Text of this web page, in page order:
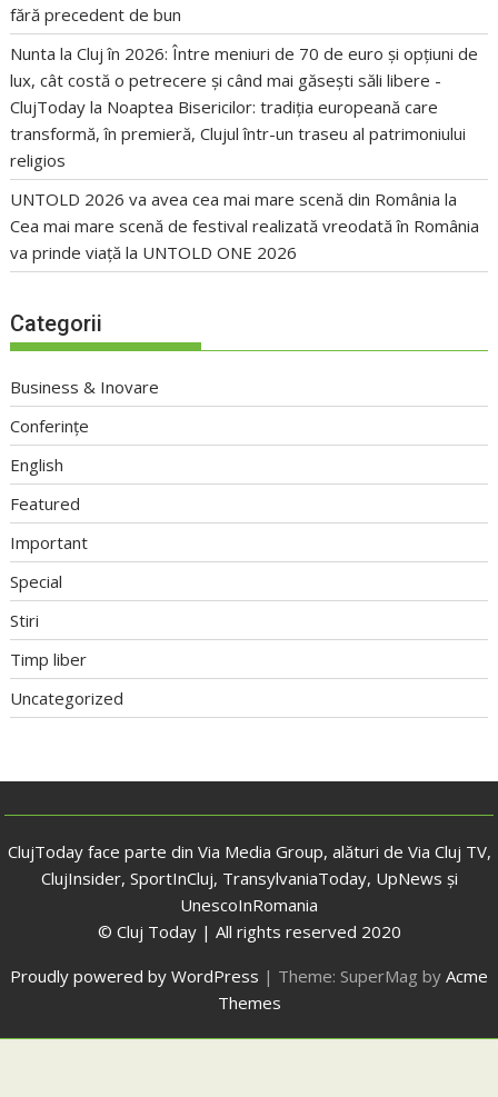
fără precedent de bun
Nunta la Cluj în 2026: Între meniuri de 70 de euro și opțiuni de
lux, cât costă o petrecere și când mai găsești săli libere -
ClujToday la Noaptea Bisericilor: tradiția europeană care
transformă, în premieră, Clujul într-un traseu al patrimoniului
religios
UNTOLD 2026 va avea cea mai mare scenă din România la
Cea mai mare scenă de festival realizată vreodată în România
va prinde viață la UNTOLD ONE 2026
Categorii
Business & Inovare
Conferințe
English
Featured
Important
Special
Stiri
Timp liber
Uncategorized
ClujToday face parte din Via Media Group, alături de Via Cluj TV,
ClujInsider, SportInCluj, TransylvaniaToday, UpNews și
UnescoInRomania
© Cluj Today | All rights reserved 2020
Proudly powered by WordPress | Theme: SuperMag by Acme
Themes